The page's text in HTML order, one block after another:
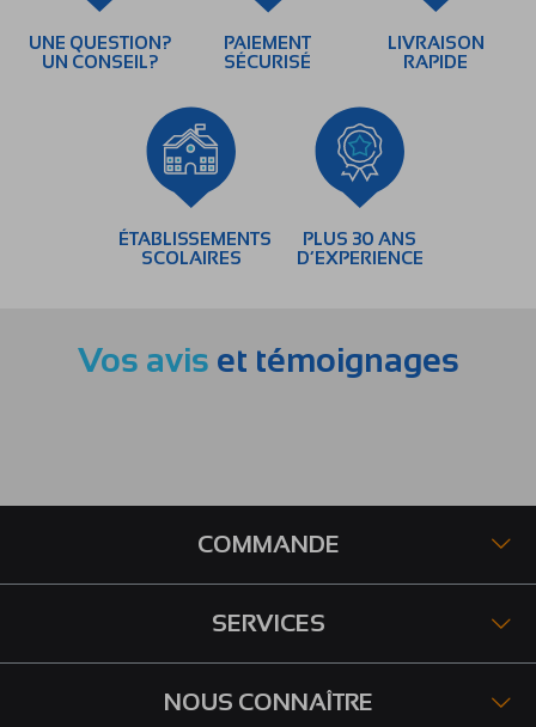
UNE QUESTION?
UN CONSEIL?
PAIEMENT
SÉCURISÉ
LIVRAISON
RAPIDE
ÉTABLISSEMENTS
SCOLAIRES
PLUS 30 ANS
D’EXPERIENCE
Vos avis et témoignages
COMMANDE
SERVICES
NOUS CONNAÎTRE